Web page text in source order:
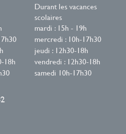
Durant les vacances
scolaires
mardi : 15h - 19h
mercredi : 10h-17h30
jeudi : 12h30-18h
18h
vendredi : 12h30-18h
samedi 10h-17h30